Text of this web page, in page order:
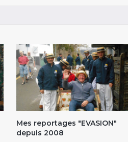
Mes reportages "EVASION"
depuis 2008